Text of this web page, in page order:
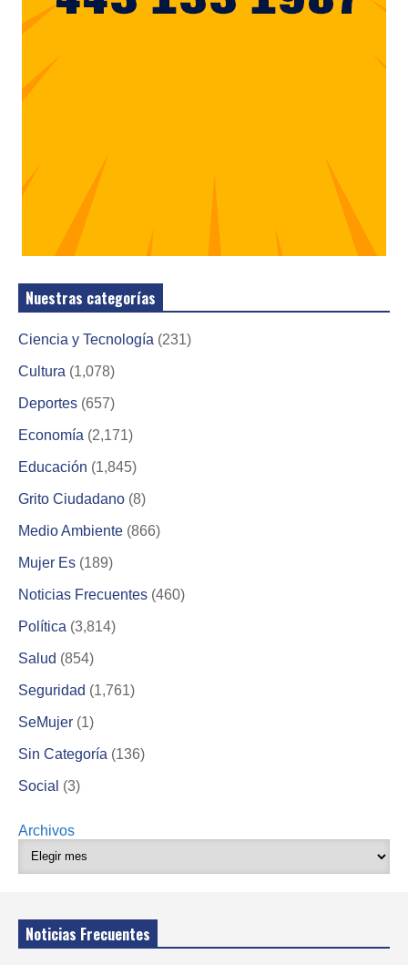
Nuestras categorías
Ciencia y Tecnología (231)
Cultura (1,078)
Deportes (657)
Economía (2,171)
Educación (1,845)
Grito Ciudadano (8)
Medio Ambiente (866)
Mujer Es (189)
Noticias Frecuentes (460)
Política (3,814)
Salud (854)
Seguridad (1,761)
SeMujer (1)
Sin Categoría (136)
Social (3)
Archivos
Noticias Frecuentes